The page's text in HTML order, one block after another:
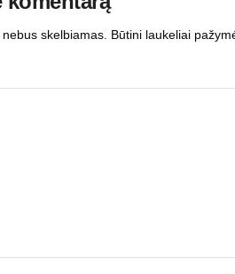
skelbiamas. Būtini laukeliai